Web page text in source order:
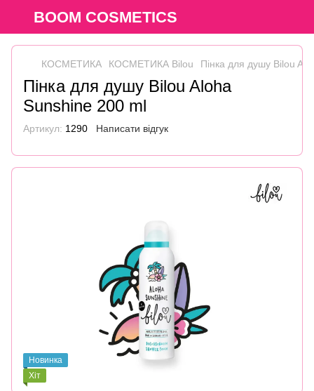
BOOM COSMETICS
КОСМЕТИКА КОСМЕТИКА Bilou Пінка для душу Bilou
Пінка для душу Bilou Aloha
Sunshine 200 ml
Артикул: 1290 Написати відгук
Новинка
Хіт